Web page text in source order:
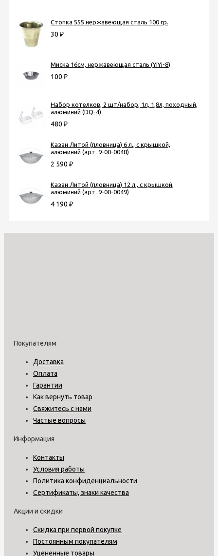
Стопка 555 нержавеющая сталь 100 гр.
30 ₽
Миска 16см, нержавеющая сталь (YiYi-8)
100 ₽
Набор котелков, 2 шт/набор, 1л, 1,8л, походный,
алюминий (DQ-4)
480 ₽
Казан Литой (пловница) 6 л., с крышкой,
алюминий (арт. 9-00-0048)
2 590 ₽
Казан Литой (пловница) 12 л., с крышкой,
алюминий (арт. 9-00-0049)
4 190 ₽
Покупателям
Доставка
Оплата
Гарантии
Как вернуть товар
Свяжитесь с нами
Частые вопросы
Информация
Контакты
Условия работы
Политика конфиденциальности
Сертификаты, знаки качества
Акции и скидки
Скидка при первой покупке
Постоянным покупателям
Уцененные товары